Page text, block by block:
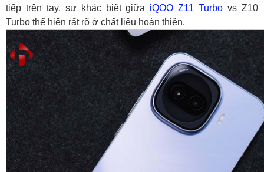
tiếp trên tay, sự khác biệt giữa iQOO Z11 Turbo vs Z10
Turbo thể hiện rất rõ ở chất liệu hoàn thiện.